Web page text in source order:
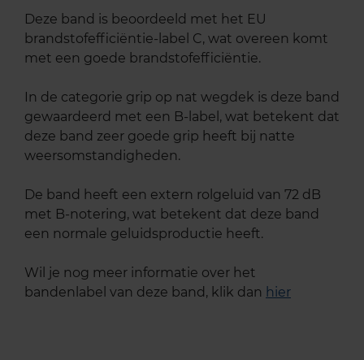
Deze band is beoordeeld met het EU
brandstofefficiëntie-label C, wat overeen komt
met een goede brandstofefficiëntie.
In de categorie grip op nat wegdek is deze band
gewaardeerd met een B-label, wat betekent dat
deze band zeer goede grip heeft bij natte
weersomstandigheden.
De band heeft een extern rolgeluid van 72 dB
met B-notering, wat betekent dat deze band
een normale geluidsproductie heeft.
Wil je nog meer informatie over het
bandenlabel van deze band, klik dan hier